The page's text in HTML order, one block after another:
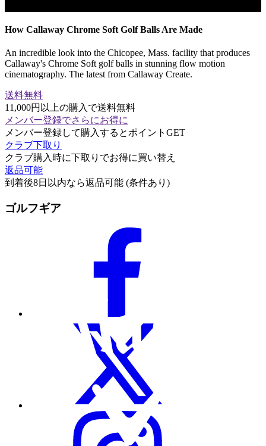
How Callaway Chrome Soft Golf Balls Are Made
An incredible look into the Chicopee, Mass. facility that produces
Callaway's Chrome Soft golf balls in stunning flow motion
cinematography. The latest from Callaway Create.
送料無料
11,000円以上の購入で送料無料
メンバー登録でさらにお得に
メンバー登録して購入するとポイントGET
クラブ下取り
クラブ購入時に下取りでお得に買い替え
返品可能
到着後8日以内なら返品可能 (条件あり)
ゴルフギア